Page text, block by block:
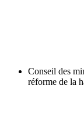
Conseil des
réforme de la